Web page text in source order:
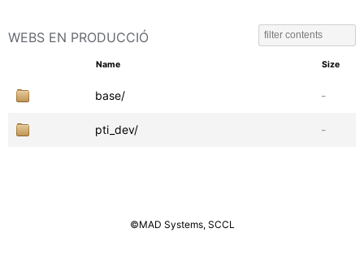
WEBS EN PRODUCCIÓ
Name Size
base/ -
pti_dev/ -
©MAD Systems, SCCL